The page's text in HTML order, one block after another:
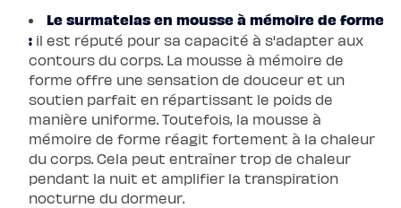
Le surmatelas en mousse à mémoire de forme
: il est réputé pour sa capacité à s'adapter aux
contours du corps. La mousse à mémoire de
forme offre une sensation de douceur et un
soutien parfait en répartissant le poids de
manière uniforme. Toutefois, la mousse à
mémoire de forme réagit fortement à la chaleur
du corps. Cela peut entraîner trop de chaleur
pendant la nuit et amplifier la transpiration
nocturne du dormeur.